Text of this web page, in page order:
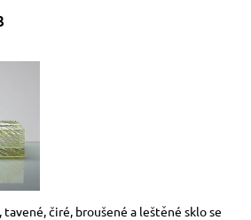
čiré, broušené a leštěné sklo se